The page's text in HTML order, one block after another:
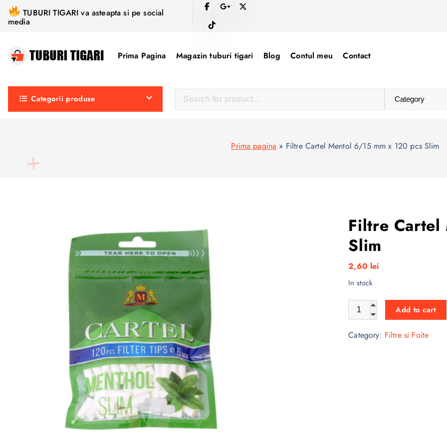
TUBURI TIGARI va asteapta si pe social
media
Prima Pagina Magazin tuburi tigari Blog Contul meu Contact
Categorii produse
Prima pagina » Filtre Cartel Mentol 6/15 mm x 120 pcs Slim
Filtre
Slim
2,60 lei
In stock
Filtre Cartel Mentol 6/15
Add to cart
Category: Filtre si Foite